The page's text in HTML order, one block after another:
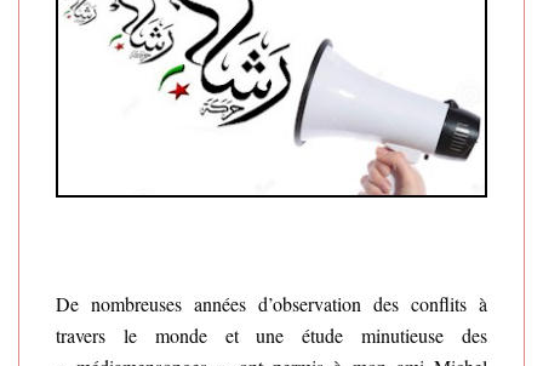
De nombreuses années d’observation des conflits à
travers le monde et une étude minutieuse des